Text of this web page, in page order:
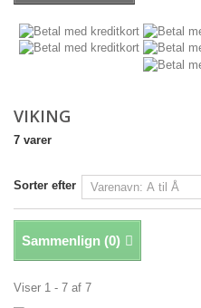
VIKING
7 varer
Sorter efter
Sammenlign (0)
Viser 1 - 7 af 7